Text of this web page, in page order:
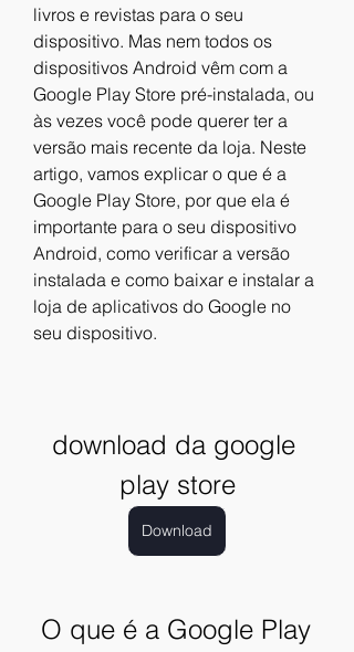
livros e revistas para o seu
dispositivo. Mas nem todos os
dispositivos Android vêm com a
Google Play Store pré-instalada, ou
às vezes você pode querer ter a
versão mais recente da loja. Neste
artigo, vamos explicar o que é a
Google Play Store, por que ela é
importante para o seu dispositivo
Android, como verificar a versão
instalada e como baixar e instalar a
loja de aplicativos do Google no
seu dispositivo.
download da google
play store
Download